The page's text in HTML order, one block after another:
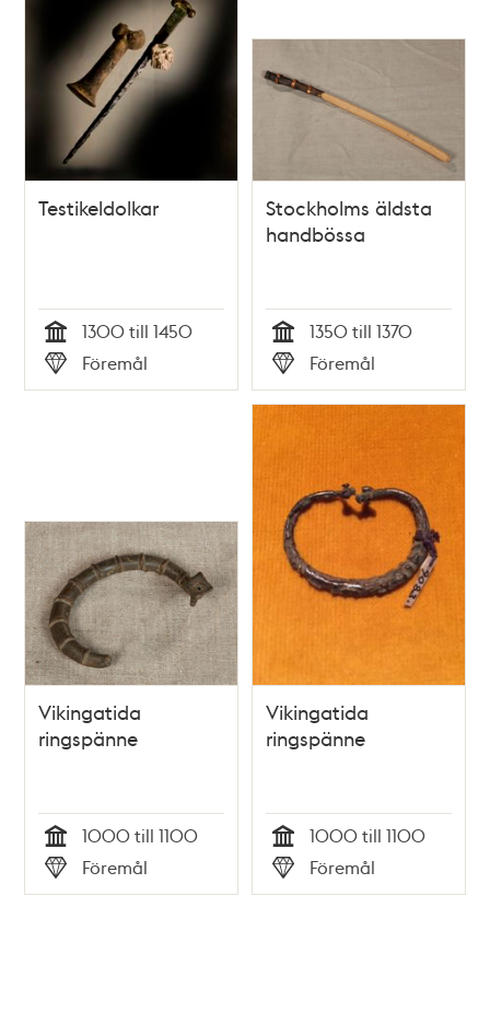
Testikeldolkar
Tid
1300 till 1450
Typ
Föremål
Stockholms äldsta
handbössa
Tid
1350 till 1370
Typ
Föremål
Vikingatida
ringspänne
Tid
1000 till 1100
Typ
Föremål
Vikingatida
ringspänne
Tid
1000 till 1100
Typ
Föremål